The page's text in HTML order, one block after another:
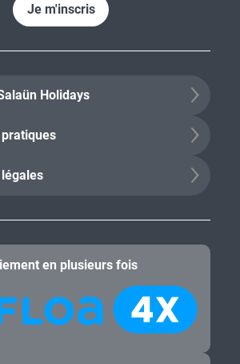
Je m'inscris
Holidays
en plusieurs fois